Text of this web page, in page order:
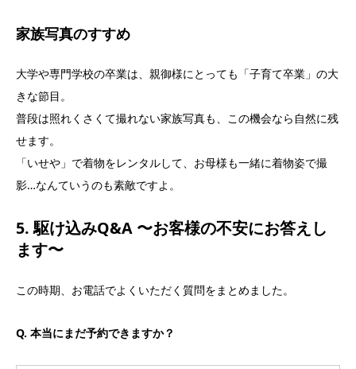
家族写真のすすめ
大学や専門学校の卒業は、親御様にとっても「子育て卒業」の大
きな節目。
普段は照れくさくて撮れない家族写真も、この機会なら自然に残
せます。
「いせや」で着物をレンタルして、お母様も一緒に着物姿で撮
影…なんていうのも素敵ですよ。
5. 駆け込みQ&A 〜お客様の不安にお答えし
ます〜
この時期、お電話でよくいただく質問をまとめました。
Q. 本当にまだ予約できますか？